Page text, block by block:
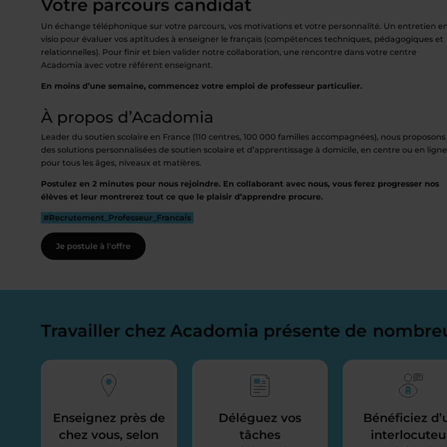
Votre parcours candidat
Un échange téléphonique sur votre parcours, vos motivations et votre personnalité. Un entretien
visio pour évaluer vos aptitudes à enseigner le français (compétences techniques, pédagogiques et
relationnelles). Pour finir et bien valider notre collaboration, une rencontre dans votre centre
Acadomia avec votre référent enseignant.
En moins d’une semaine, commencez votre emploi de professeur particulier.
À propos d’Acadomia
Leader du soutien scolaire en France (110 centres, 100 000 familles accompagnées), nous proposons
des solutions personnalisées de soutien scolaire et d’apprentissage à domicile, en centre ou en
pour tous les âges, niveaux et matières.
Postulez en 2 minutes pour nous rejoindre. En collaborant avec nous, vous ferez progresser nos
élèves et leur montrerez tout ce que le plaisir d’apprendre procure.
#Recrutement_Professeur_Francais
Je postule à l'offre
Travailler chez Acadomia présente de
Enseignez près de
chez vous, selon
Déléguez vos
tâches
Bénéficiez